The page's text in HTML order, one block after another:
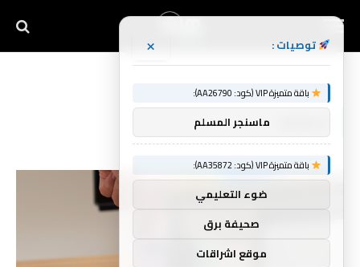
توصيات : ×
باقة متميزة VIP (كود: AA26790):
ماسنجر المسلم
باقة متميزة VIP (كود: AA35872):
ضوء التعليمي
صحيفة برق
موقع اشراقات